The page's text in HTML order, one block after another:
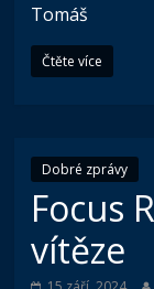
Tomáš
Čtěte více
Dobré zprávy
Focus
vítěze